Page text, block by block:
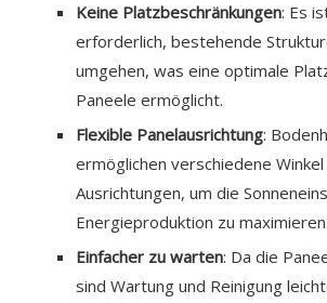
Keine Platzbeschränkungen: Es
erforderlich, bestehende
umgehen, was eine optimale
Paneele ermöglicht.
Flexible Panelausrichtung:
ermöglichen verschiedene Winkel
Ausrichtungen, um die
Energieproduktion zu maximieren.
Einfacher zu warten: Da die
sind Wartung und Reinigung